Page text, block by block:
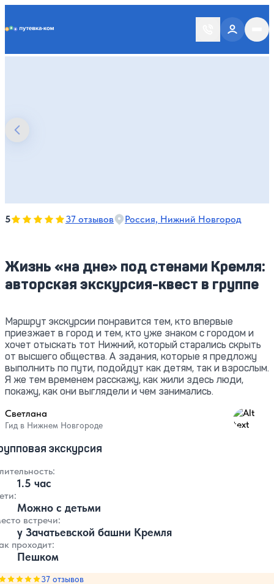
Жизнь «на дне» под стенами Кремля:
авторская экскурсия-квест в группе
5Оценка, количество звезд:5
37 отзывов Россия, Нижний Новгород
Маршрут экскурсии понравится тем, кто впервые
приезжает в город и тем, кто уже знаком с городом и
хочет отыскать тот Нижний, который старались скрыть
от высшего общества. А задания, которые я предложу
выполнить по пути, подойдут как детям, так и взрослым.
Я же тем временем расскажу, как жили здесь люди,
покажу, как они выглядели и чем занимались.
Светлана
Гид в Нижнем Новгороде
4.97
экскурсия
1.5 час
Можно с детьми
встречи:
у Зачатьевской башни Кремля
проходит:
Пешком
количество звезд:
37 отзывов